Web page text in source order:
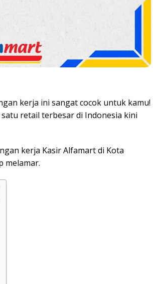
kerja ini sangat cocok untuk kamu!
retail terbesar di Indonesia kini
kerja Kasir Alfamart di Kota
melamar.